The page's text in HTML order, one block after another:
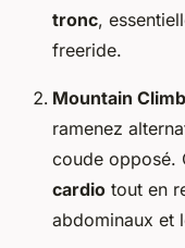
tronc,
freeride.
Mountain
ramenez
coude opposé.
cardio tout en
abdominaux et